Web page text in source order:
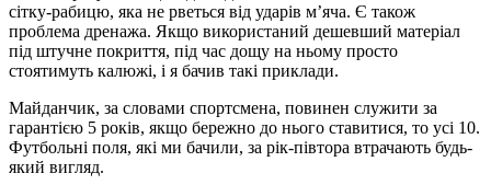
сітку-рабицю, яка не рветься від ударів м’яча. Є також
проблема дренажа. Якщо використаний дешевший матеріал
під штучне покриття, під час дощу на ньому просто
стоятимуть калюжі, і я бачив такі приклади.
Майданчик, за словами спортсмена, повинен служити за
гарантією 5 років, якщо бережно до нього ставитися, то усі 10.
Футбольні поля, які ми бачили, за рік-півтора втрачають будь-
який вигляд.